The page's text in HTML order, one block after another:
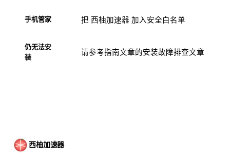
手机管家 把 西柚加速器 加入安全白名单
仍无法安
装
请参考指南文章的安装故障排查文章
西柚加速器